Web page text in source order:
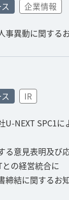
企業情報
事異動に関する
IR
U-NEXT SPC1
る意見表明及び
の経営統合に
締結に関するお